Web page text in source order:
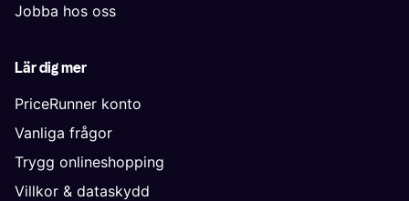
Jobba hos oss
Lär dig mer
PriceRunner konto
Vanliga frågor
Trygg onlineshopping
Villkor & dataskydd